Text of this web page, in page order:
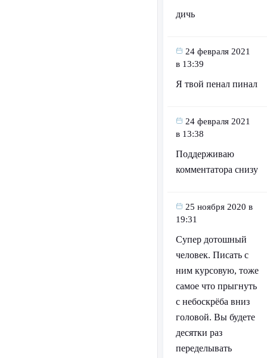
дичь
24 февраля 2021
в 13:39
Я твой пенал пинал
24 февраля 2021
в 13:38
Поддерживаю
комментатора снизу
25 ноября 2020 в
19:31
Супер дотошный
человек. Писать с
ним курсовую, тоже
самое что прыгнуть
с небоскрёба вниз
головой. Вы будете
десятки раз
переделывать